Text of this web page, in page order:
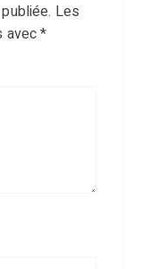
Les
avec*